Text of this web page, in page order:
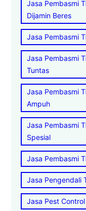
Jasa Pembasmi
Dijamin Beres
Jasa Pembasmi
Jasa Pembasmi
Tuntas
Jasa Pembasmi
Ampuh
Jasa Pembasmi
Spesial
Jasa Pembasmi
Jasa Pengendali
Jasa Pest